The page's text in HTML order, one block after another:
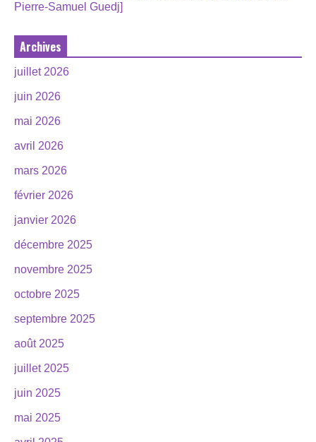
Pierre-Samuel Guedj]
Archives
juillet 2026
juin 2026
mai 2026
avril 2026
mars 2026
février 2026
janvier 2026
décembre 2025
novembre 2025
octobre 2025
septembre 2025
août 2025
juillet 2025
juin 2025
mai 2025